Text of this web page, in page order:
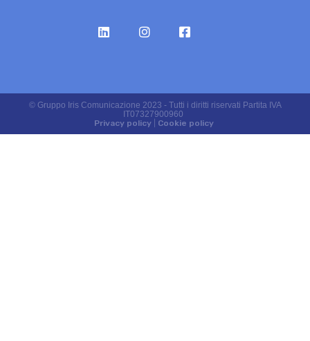
© Gruppo Iris Comunicazione 2023 - Tutti i diritti riservati Partita IVA
IT07327900960
Privacy policy| Cookie policy